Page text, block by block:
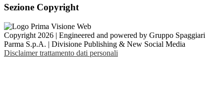
Sezione Copyright
Copyright 2026 | Engineered and powered by Gruppo Spaggiari
Parma S.p.A. | Divisione Publishing & New Social Media
Disclaimer trattamento dati personali